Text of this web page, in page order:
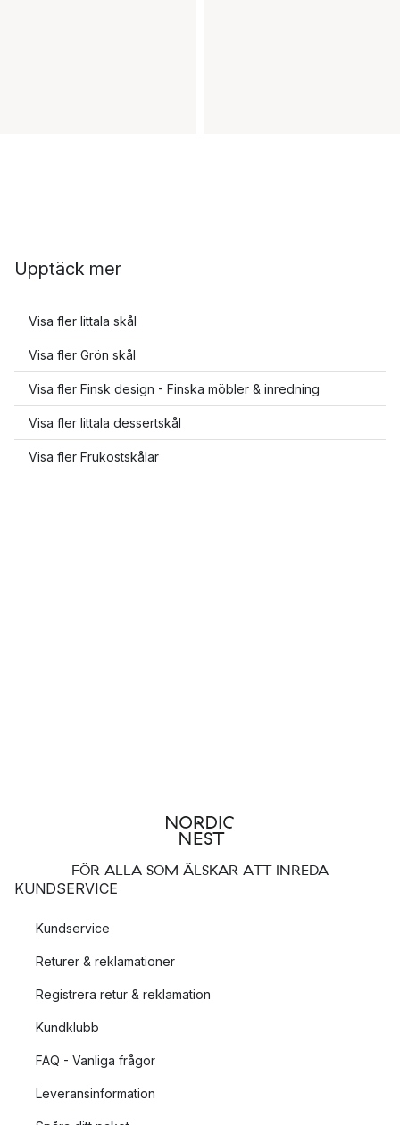
Upptäck mer
Visa fler Iittala skål
Visa fler Grön skål
Visa fler Finsk design - Finska möbler & inredning
Visa fler Iittala dessertskål
Visa fler Frukostskålar
FÖR ALLA SOM ÄLSKAR ATT INREDA
KUNDSERVICE
Kundservice
Returer & reklamationer
Registrera retur & reklamation
Kundklubb
FAQ - Vanliga frågor
Leveransinformation